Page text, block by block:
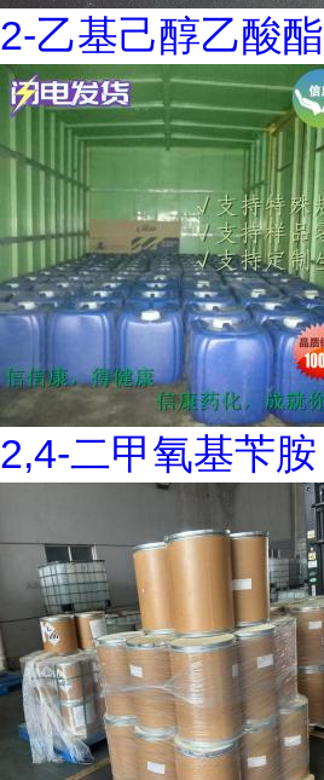
2-乙基己醇乙酸酯
2,4-二甲氧基苄胺